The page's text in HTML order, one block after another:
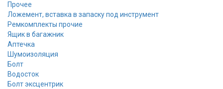
Прочее
Ложемент, вставка в запаску под инструмент
Ремкомплекты прочие
Ящик в багажник
Аптечка
Шумоизоляция
Болт
Водосток
Болт эксцентрик